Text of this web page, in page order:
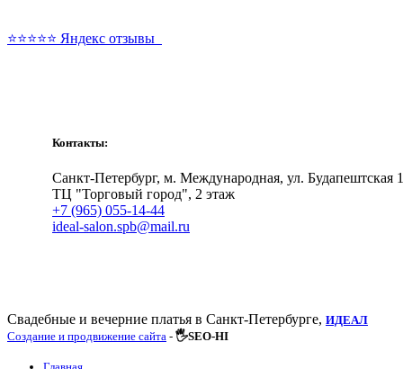
⭐⭐⭐⭐⭐ Яндекс отзывы
Контакты:
Санкт-Петербург, м. Международная, ул. Будапештская
ТЦ "Торговый город", 2 этаж
+7 (965) 055-14-44
ideal-salon.spb@mail.ru
Свадебные и вечерние платья в Санкт-Петербурге, ИДЕАЛ
Создание и продвижение сайта - 🖐SEO-HI